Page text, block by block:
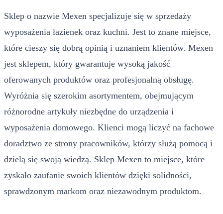
Sklep o nazwie Mexen specjalizuje się w sprzedaży
wyposażenia łazienek oraz kuchni. Jest to znane miejsce,
które cieszy się dobrą opinią i uznaniem klientów. Mexen
jest sklepem, który gwarantuje wysoką jakość
oferowanych produktów oraz profesjonalną obsługę.
Wyróżnia się szerokim asortymentem, obejmującym
różnorodne artykuły niezbędne do urządzenia i
wyposażenia domowego. Klienci mogą liczyć na fachowe
doradztwo ze strony pracowników, którzy służą pomocą i
dzielą się swoją wiedzą. Sklep Mexen to miejsce, które
zyskało zaufanie swoich klientów dzięki solidności,
sprawdzonym markom oraz niezawodnym produktom.